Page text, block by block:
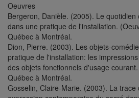
Oeuvres
Bergeron, Danièle. (2005). Le
dans une pratique de l'installation.
Québec à Montréal.
Dion, Pierre. (2003). Les objets-
pratique de l'installation: les
des objets fonctionnels d'usage
Québec à Montréal.
Gosselin, Claire-Marie. (2003). La trace